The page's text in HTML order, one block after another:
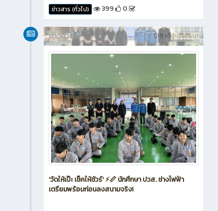
ข่าวสาร (ทั่วไป) 399 0
5 เดือน ที่ผ่านมา
ข่าวสาร
'วัดให้เป๊ะ เช็คให้ชัวร์' ⚡📏 นักศึกษา ปวส. ช่างไฟฟ้า
เตรียมพร้อมก่อนลงสนามจริง!